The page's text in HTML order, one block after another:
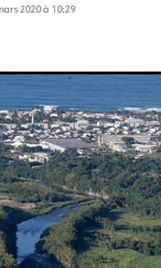
2020 à 10:29